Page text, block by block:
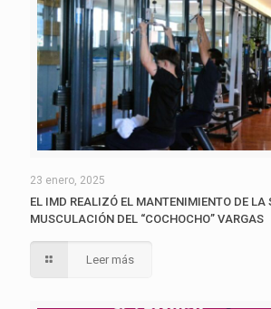
23 enero, 2025
EL IMD REALIZÓ EL MANTENIMIENTO DE LA
MUSCULACIÓN DEL “COCHOCHO” VARGAS
Leer más